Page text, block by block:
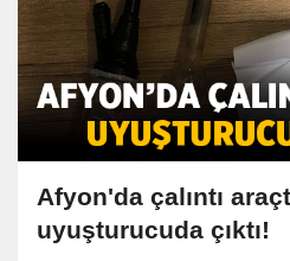
Afyon'da çalıntı
uyuşturucuda çıktı!